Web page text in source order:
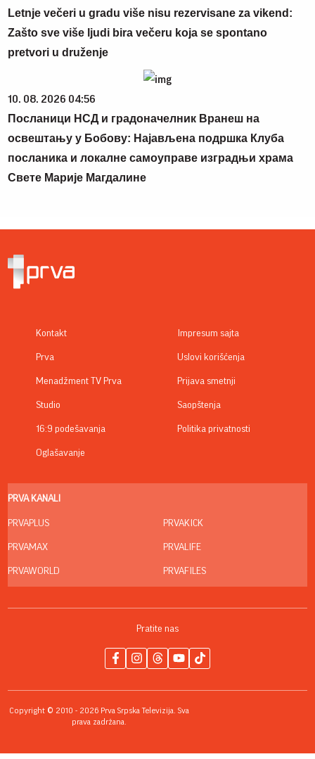
Letnje večeri u gradu više nisu rezervisane za vikend:
Zašto sve više ljudi bira večeru koja se spontano
pretvori u druženje
10. 08. 2026 04:56
Посланици НСД и градоначелник Вранеш на
освештању у Бобову: Најављена подршка Клуба
посланика и локалне самоуправе изградњи храма
Свете Марије Магдалине
Kontakt
Prva
Menadžment TV Prva
Studio
16:9 podešavanja
Oglašavanje
Impresum sajta
Uslovi korišćenja
Prijava smetnji
Saopštenja
Politika privatnosti
PRVA KANALI
PRVAPLUS
PRVAMAX
PRVAWORLD
PRVAKICK
PRVALIFE
PRVAFILES
Pratite nas
Copyright © 2010 - 2026 Prva Srpska Televizija. Sva
prava zadržana.